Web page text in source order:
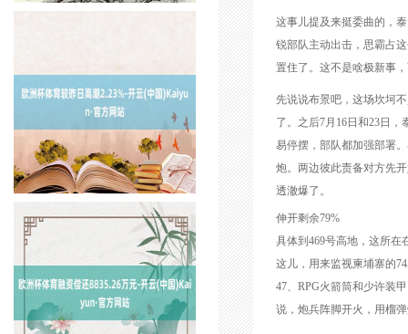
这事儿提及来挺委曲的，
锐部队主动出击，思霸占
置住了。这不是啥极新事
先说说布景吧，这场坎坷
了。之后7月16日和23日
易停摆，部队都加强部署
炮。两边彼此责备对方先
透澈爆了。
伸开剩余79%
具体到469号高地，这所在
这儿，用来监视柬埔寨的
47、RPG火箭筒和少许装
说，炮兵阵脚开火，用榴